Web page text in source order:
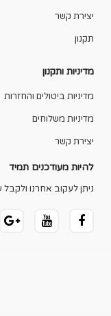
יצירת קשר
תקנון
מדיניות ותקנון
מדיניות ביטולים והחזרות
מדיניות משלוחים
יצירת קשר
להיות מעודכנים תמיד
ניתן לעקוב אחרנו